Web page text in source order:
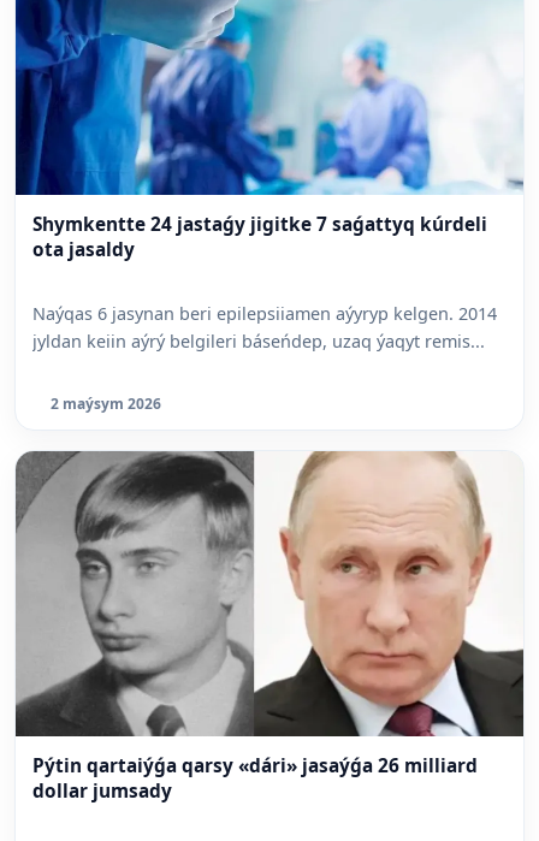
Shymkentte 24 jastaǵy jigitke 7 saǵattyq kúrdeli
ota jasaldy
Naýqas 6 jasynan beri epilepsiiamen aýyryp kelgen. 2014
jyldan keiin aýrý belgileri báseńdep, uzaq ýaqyt remis...
2 maýsym 2026
Pýtin qartaiýǵa qarsy «dári» jasaýǵa 26 milliard
dollar jumsady